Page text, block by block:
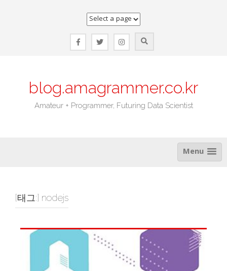
blog.amagrammer.co.kr
Amateur + Programmer, Futuring Data Scientist
Menu
[태그:] nodejs